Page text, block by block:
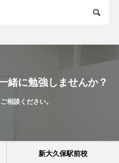
緒に勉強しませんか？
相談ください。
新大久保駅前校